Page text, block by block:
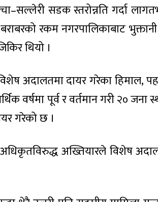
सडक स्तरोन्नति गर्दा
रकम नगरपालिकाबाट
थियो ।
अदालतमा दायर गरेका हिमाल,
वर्षमा पूर्व र वर्तमान गरी २० जना
गरेको छ ।
अख्तियारले विशेष